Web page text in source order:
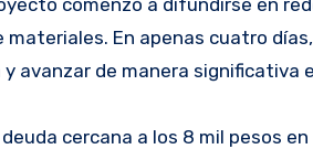
En apenas cuatro
avanzar de manera significativa
cercana a los 8 mil pesos en